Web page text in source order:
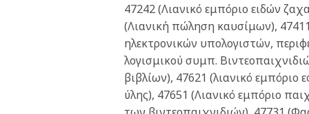
47242 (Λιανικό εμπόριο ειδών
(Λιανική πώληση καυσίμων),
ηλεκτρονικών υπολογιστών,
λογισμικού συμπ.
βιβλίων), 47621 (λιανικό εμπόριο
ύλης), 47651 (Λιανικό εμπόριο